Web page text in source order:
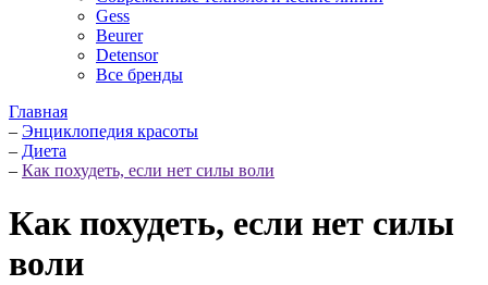
Gess
Beurer
Detensor
Все бренды
Главная
– Энциклопедия красоты
– Диета
– Как похудеть, если нет силы воли
Как похудеть, если нет силы
воли